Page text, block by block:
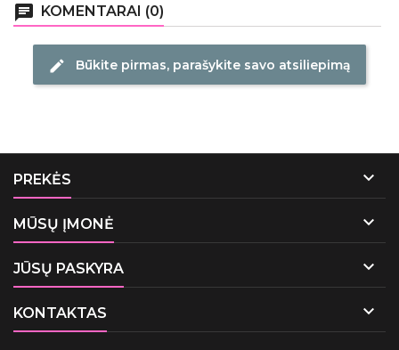
chat KOMENTARAI (0)
edit Būkite pirmas, parašykite savo atsiliepimą
PREKĖS 
MŪSŲ ĮMONĖ 
JŪSŲ PASKYRA 
KONTAKTAS 